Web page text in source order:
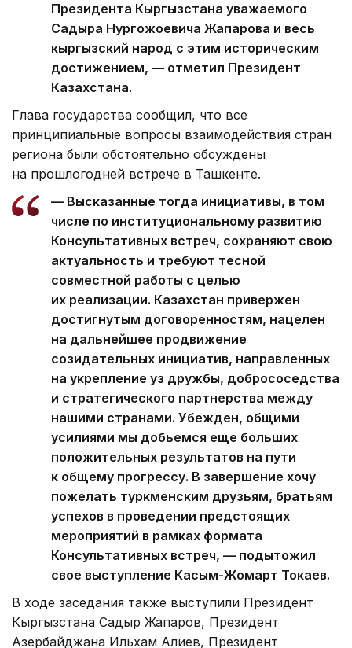
Президента Кыргызстана уважаемого
Садыра Нургожоевича Жапарова и весь
кыргызский народ с этим историческим
достижением, — отметил Президент
Казахстана.
Глава государства сообщил, что все
принципиальные вопросы взаимодействия стран
региона были обстоятельно обсуждены
на прошлогодней встрече в Ташкенте.
— Высказанные тогда инициативы, в том
числе по институциональному развитию
Консультативных встреч, сохраняют свою
актуальность и требуют тесной
совместной работы с целью
их реализации. Казахстан привержен
достигнутым договоренностям, нацелен
на дальнейшее продвижение
созидательных инициатив, направленных
на укрепление уз дружбы, добрососедства
и стратегического партнерства между
нашими странами. Убежден, общими
усилиями мы добьемся еще больших
положительных результатов на пути
к общему прогрессу. В завершение хочу
пожелать туркменским друзьям, братьям
успехов в проведении предстоящих
мероприятий в рамках формата
Консультативных встреч, — подытожил
свое выступление Касым-Жомарт Токаев.
В ходе заседания также выступили Президент
Кыргызстана Садыр Жапаров, Президент
Азербайджана Ильхам Алиев, Президент